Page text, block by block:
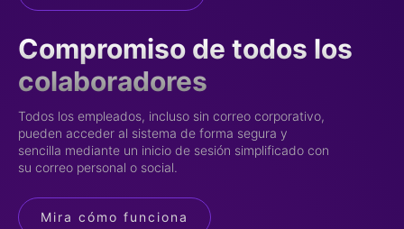
Compromiso de todos los
colaboradores
Todos los empleados, incluso sin correo corporativo,
pueden acceder al sistema de forma segura y
sencilla mediante un inicio de sesión simplificado con
su correo personal o social.
Mira cómo funciona